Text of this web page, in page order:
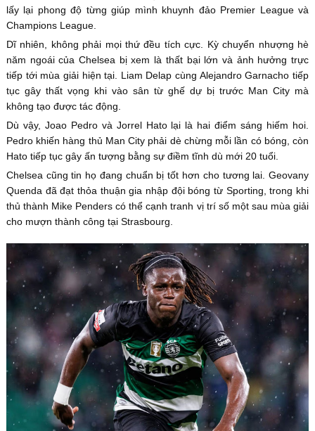
lấy lại phong độ từng giúp mình khuynh đảo Premier League và
Champions League.
Dĩ nhiên, không phải mọi thứ đều tích cực. Kỳ chuyển nhượng hè
năm ngoái của Chelsea bị xem là thất bại lớn và ảnh hưởng trực
tiếp tới mùa giải hiện tại. Liam Delap cùng Alejandro Garnacho tiếp
tục gây thất vọng khi vào sân từ ghế dự bị trước Man City mà
không tạo được tác động.
Dù vậy, Joao Pedro và Jorrel Hato lại là hai điểm sáng hiếm hoi.
Pedro khiến hàng thủ Man City phải dè chừng mỗi lần có bóng, còn
Hato tiếp tục gây ấn tượng bằng sự điềm tĩnh dù mới 20 tuổi.
Chelsea cũng tin họ đang chuẩn bị tốt hơn cho tương lai. Geovany
Quenda đã đạt thỏa thuận gia nhập đội bóng từ Sporting, trong khi
thủ thành Mike Penders có thể cạnh tranh vị trí số một sau mùa giải
cho mượn thành công tại Strasbourg.